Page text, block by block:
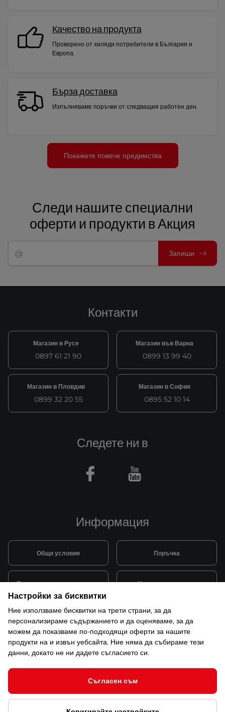
Качество на продукта
Проверено от хиляди потребители в България и
Европа.
Бърза доставка
Изпълняваме поръчки от следващия работен ден.
Покажете повече предимства
Следи нашите специални
оферти и продукти в Акция
Запиши
Контакти
Магазин в Русе
0897 61 21 90
Магазин във Варна
0899 13 99 40
Магазин в Пловдив
0899 32 20 55
Магазин в София
0895 52 10 14
Информация
Общи условия Поръчка
Видове и цена за транспорт Начини на плащане
Система за лоялни клиенти Монтаж и поддръжка
Рекламации и гаранция
Следете ни в
Facebook Youtube
Настройки за бисквитки
Ние използваме бисквитки на трети страни, за да
персонализираме съдържанието и да оценяваме, за да
можем да показваме по-подходящи оферти за нашите
продукти на и извън уебсайта. Ние няма да събираме тези
данни, докато не ни дадете съгласието си.
Съгласен съм